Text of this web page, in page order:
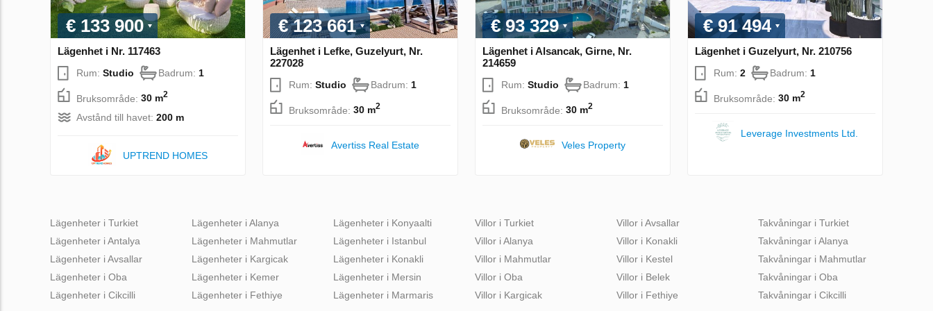
€ 133 900
Lägenhet i Nr. 117463
Rum: Studio Badrum: 1
Bruksområde: 30 m2
Avstånd till havet: 200 m
UPTREND HOMES
€ 123 661
Lägenhet i Lefke, Guzelyurt, Nr.
227028
Rum: Studio Badrum: 1
Bruksområde: 30 m2
Avertiss Real Estate
€ 93 329
Lägenhet i Alsancak, Girne, Nr.
214659
Rum: Studio Badrum: 1
Bruksområde: 30 m2
Veles Property
€ 91 494
Lägenhet i Guzelyurt, Nr. 210756
Rum: 2 Badrum: 1
Bruksområde: 30 m2
Leverage Investments Ltd.
Lägenheter i Turkiet
Lägenheter i Antalya
Lägenheter i Avsallar
Lägenheter i Oba
Lägenheter i Cikcilli
Lägenheter i Alanya
Lägenheter i Mahmutlar
Lägenheter i Kargicak
Lägenheter i Kemer
Lägenheter i Fethiye
Lägenheter i Konyaalti
Lägenheter i Istanbul
Lägenheter i Konakli
Lägenheter i Mersin
Lägenheter i Marmaris
Villor i Turkiet
Villor i Alanya
Villor i Mahmutlar
Villor i Oba
Villor i Kargicak
Villor i Avsallar
Villor i Konakli
Villor i Kestel
Villor i Belek
Villor i Fethiye
Takvåningar i Turkiet
Takvåningar i Alanya
Takvåningar i Mahmutlar
Takvåningar i Oba
Takvåningar i Cikcilli